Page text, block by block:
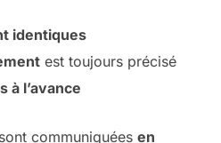
identiques
est toujours précisé
à l’avance
communiquées en